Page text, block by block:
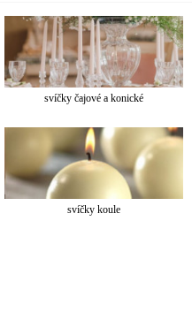
svíčky čajové a konické
svíčky koule